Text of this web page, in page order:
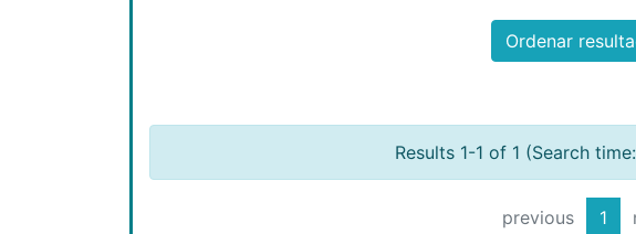
Ordenar
Results 1-1 of 1 (Search
previous 1